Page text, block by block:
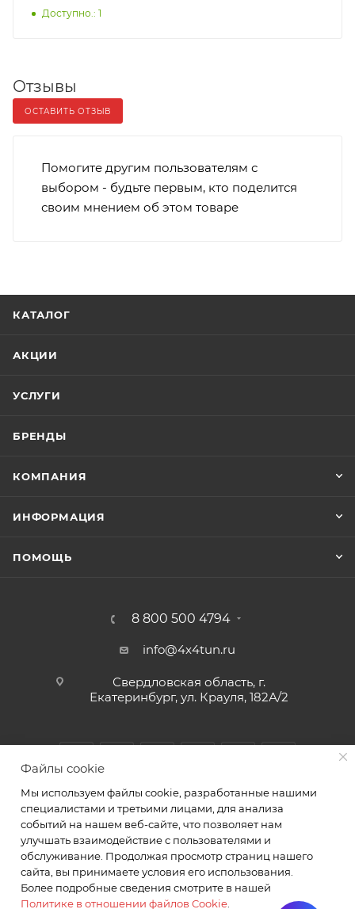
Доступно.: 1
Отзывы
ОСТАВИТЬ ОТЗЫВ
Помогите другим пользователям с
выбором - будьте первым, кто поделится
своим мнением об этом товаре
КАТАЛОГ
АКЦИИ
УСЛУГИ
БРЕНДЫ
КОМПАНИЯ
ИНФОРМАЦИЯ
ПОМОЩЬ
8 800 500 4794
info@4x4tun.ru
Свердловская область, г.
Екатеринбург, ул. Крауля, 182А/2
2026 © Магазин и сервис для внедорожников г.
Екатеринбург Крауля 182А/2. ИП Комаров А.Ю.
Файлы cookie
Мы используем файлы cookie, разработанные нашими
специалистами и третьими лицами, для анализа
событий на нашем веб-сайте, что позволяет нам
улучшать взаимодействие с пользователями и
обслуживание. Продолжая просмотр страниц нашего
сайта, вы принимаете условия его использования.
Более подробные сведения смотрите в нашей
Политике в отношении файлов Cookie